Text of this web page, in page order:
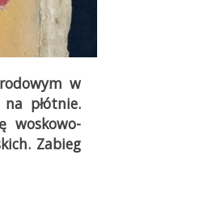
w
płótnie.
woskowo-
Zabieg